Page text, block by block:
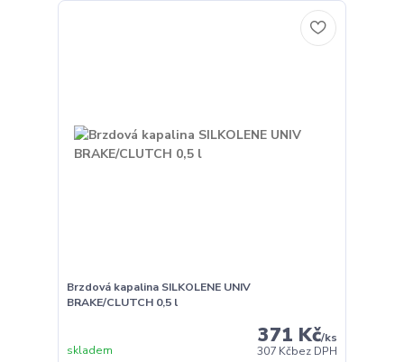
Brzdová kapalina SILKOLENE UNIV
BRAKE/CLUTCH 0,5 l
371 Kč/ks
307 Kčbez DPH
skladem